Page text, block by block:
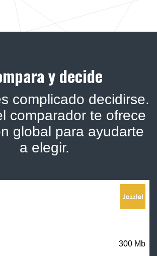
y decide
complicado decidirse.
comparador te ofrece
global para ayudarte
a elegir.
300 Mb